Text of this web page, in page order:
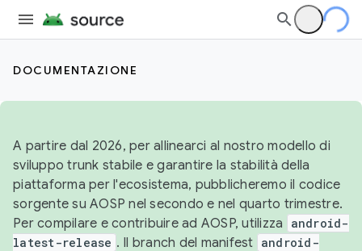
DOCUMENTAZIONE
A partire dal 2026, per allinearci al nostro modello di
sviluppo trunk stabile e garantire la stabilità della
piattaforma per l'ecosistema, pubblicheremo il codice
sorgente su AOSP nel secondo e nel quarto trimestre.
Per compilare e contribuire ad AOSP, utilizza
android-
latest-release . Il branch del manifest android-